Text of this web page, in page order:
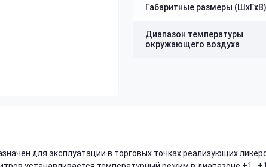
Габаритные размеры
Диапазон температуры
окружающего воздуха
для эксплуатации в торговых точках реализующих